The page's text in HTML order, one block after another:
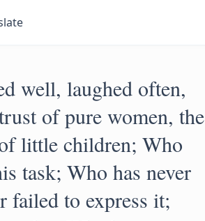
well, laughed often,
of pure women, the
little children; Who
task; Who has never
failed to express it;